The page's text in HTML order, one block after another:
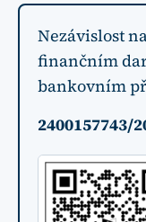
Nezávislost
finančním
bankovním
2400157743/